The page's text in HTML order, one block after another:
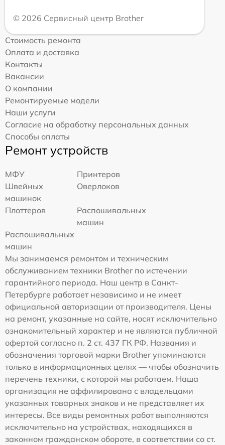
© 2026 Сервисный центр Brother
Стоимость ремонта
Оплата и доставка
Контакты
Вакансии
О компании
Ремонтируемые модели
Наши услуги
Согласие на обработку персональных данных
Способы оплаты
Ремонт устройств
МФУ
Принтеров
Швейных
машинок
Оверлоков
Плоттеров
Распошивальных
машин
Распошивальных
машин
Мы занимаемся ремонтом и техническим
обслуживанием техники Brother по истечении
гарантийного периода. Наш центр в Санкт-
Петербурге работает независимо и не имеет
официальной авторизации от производителя. Цены
на ремонт, указанные на сайте, носят исключительно
ознакомительный характер и не являются публичной
офертой согласно п. 2 ст. 437 ГК РФ. Названия и
обозначения торговой марки Brother упоминаются
только в информационных целях — чтобы обозначить
перечень техники, с которой мы работаем. Наша
организация не аффилирована с владельцами
указанных товарных знаков и не представляет их
интересы. Все виды ремонтных работ выполняются
исключительно на устройствах, находящихся в
законном гражданском обороте, в соответствии со ст.